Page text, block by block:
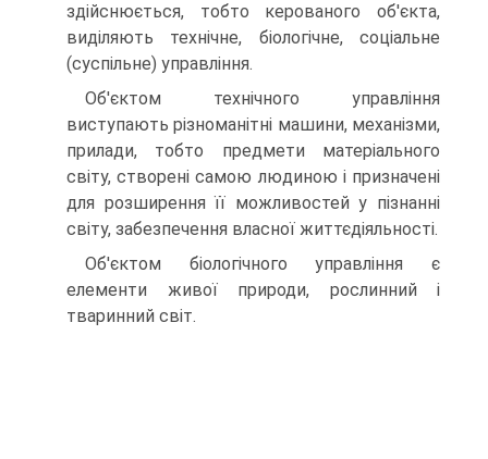
здійснюється, тобто керованого об'єкта,
виділяють технічне, біологічне, соціальне
(суспільне) управління.
Об'єктом технічного управління
виступають різноманітні машини, механізми,
прилади, тобто предмети матеріального
світу, створені самою людиною і призначені
для розширення її можливостей у пізнанні
світу, забезпечення власної життєдіяльності.
Об'єктом біологічного управління є
елементи живої природи, рослинний і
тваринний світ.